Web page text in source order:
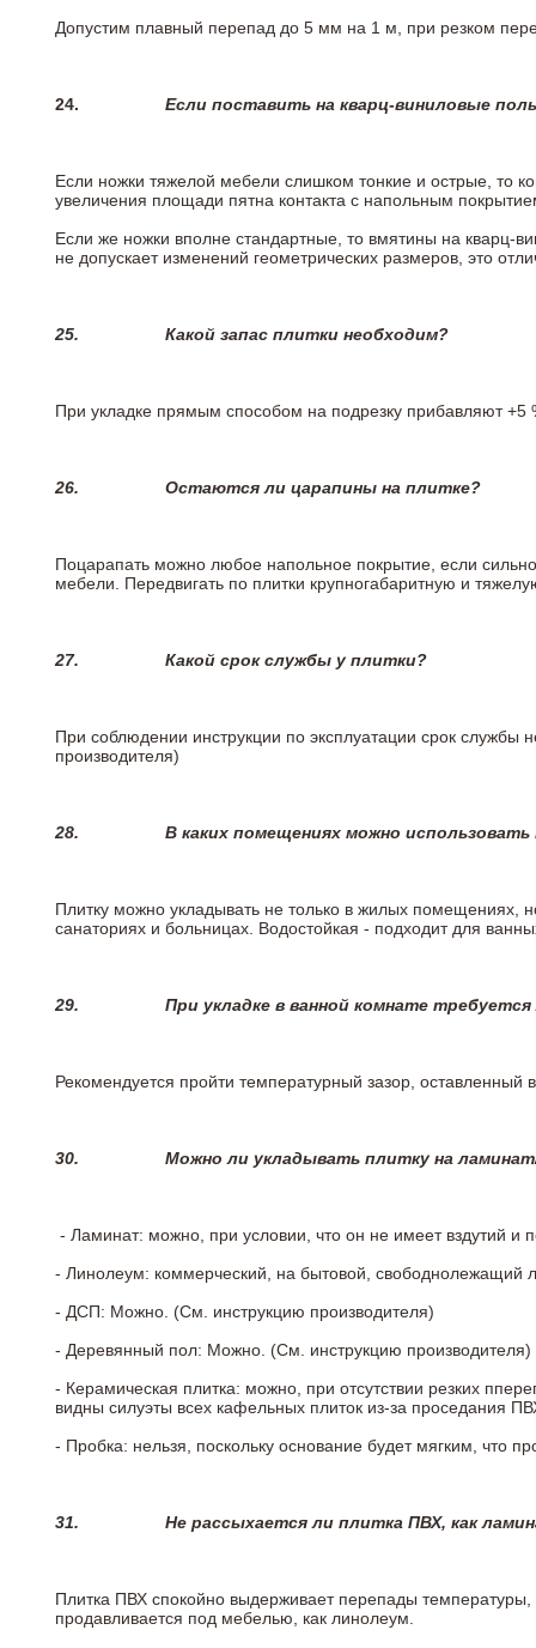
Допустим плавный перепад до 5 мм на 1 м, при резком
24. Если поставить на кварц-виниловые
Если ножки тяжелой мебели слишком тонкие и острые, то
увеличения площади пятна контакта с напольным
Если же ножки вполне стандартные, то вмятины на кварц-
не допускает изменений геометрических размеров, это
25. Какой запас плитки необходим?
При укладке прямым способом на подрезку прибавляют +5
26. Остаются ли царапины на плитке?
Поцарапать можно любое напольное покрытие, если
мебели. Передвигать по плитки крупногабаритную и
27. Какой срок службы у плитки?
При соблюдении инструкции по эксплуатации срок
производителя)
28. В каких помещениях можно
Плитку можно укладывать не только в жилых помещениях,
санаториях и больницах. Водостойкая - подходит для
29. При укладке в ванной комнате
Рекомендуется пройти температурный зазор,
30. Можно ли укладывать плитку на
- Ламинат: можно, при условии, что он не имеет вздутий
- Линолеум: коммерческий, на бытовой, свободнолежащий
- ДСП: Можно. (См. инструкцию производителя)
- Деревянный пол: Можно. (См. инструкцию производителя)
- Керамическая плитка: можно, при отсутствии резких
видны силуэты всех кафельных плиток из-за проседания
- Пробка: нельзя, поскольку основание будет мягким, что
31. Не рассыхается ли плитка ПВХ, как
Плитка ПВХ спокойно выдерживает перепады температуры,
продавливается под мебелью, как линолеум.